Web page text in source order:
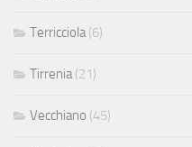
Terricciola (6)
Tirrenia (21)
Vecchiano (45)